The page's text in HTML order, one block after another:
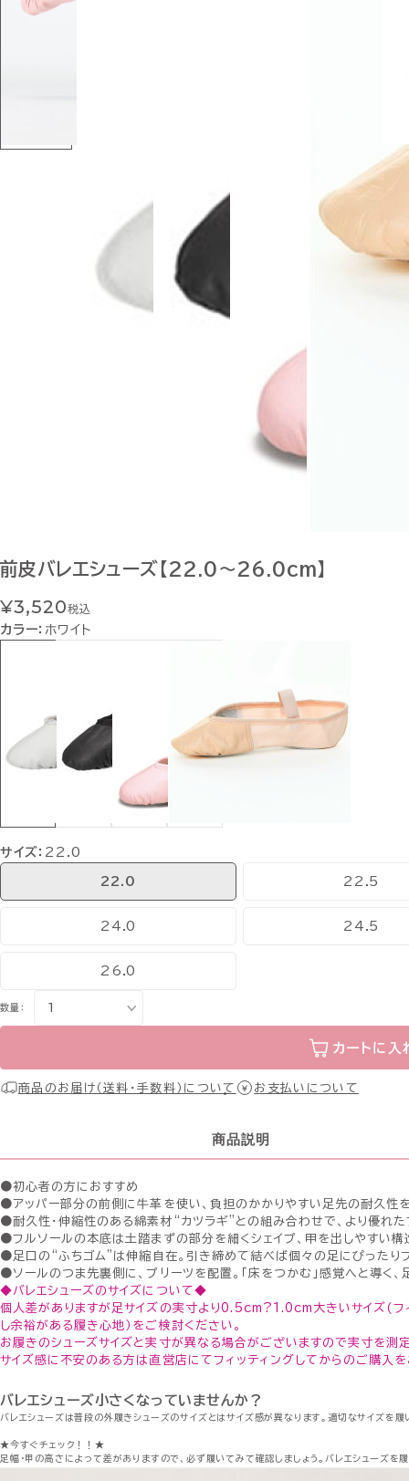
前皮バレエシューズ【22.0～26.0cm】
¥3,520税込
カラー： ホワイト
サイズ： 22.0
22.0 22.5
24.0 24.5
26.0
数量：
カートに入
商品のお届け（送料・手数料）について お支払いについて
商品説明
●初心者の方におすすめ
●アッパー部分の前側に牛革を使い、負担のかかりやすい足先の耐久性を
●耐久性・伸縮性のある綿素材“カツラギ”との組み合わせで、より優れた
●フルソールの本底は土踏まずの部分を細くシェイプ、甲を出しやすい構
●足口の“ふちゴム”は伸縮自在。引き締めて結べば個々の足にぴったりフ
●ソールのつま先裏側に、プリーツを配置。「床をつかむ」感覚へと導く
◆バレエシューズのサイズについて◆
個人差がありますが足サイズの実寸より0.5cm?1.0cm大きいサイズ(
し余裕がある履き心地）をご検討ください。
お履きのシューズサイズと実寸が異なる場合がございますので実寸を測
サイズ感に不安のある方は直営店にてフィッティングしてからのご購入を
バレエシューズ小さくなっていませんか？
バレエシューズは普段の外履きシューズのサイズとはサイズ感が異なります。適切なサイズを履
★今すぐチェック！！★
足幅・甲の高さによって差がありますので、必ず履いてみて確認しましょう。バレエシューズを